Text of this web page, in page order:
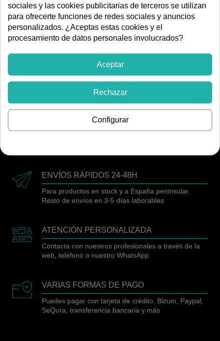
Rebajas de verano
Regulador tiras LED monocolor 12-
48Vcc PWM caja registro
101,64 €
-40%
59,99 €
Empotrable caja registro
ENVÍOS RÁPIDOS 24-48H
Para productos en stock y a España peninsular.
Resto de envíos en 3-5 días laborables
ATENCIÓN PERSONALIZADA
Contacta con nuestros profesionales a través de la
web, teléfono o nuestro WhatsApp
VARIAS FORMAS DE PAGO
Puedes pagar con tarjeta de crédito, Bizum, Paypal,
SeQura, transferencia bancaria y más
sociales y las cookies publicitarias de terceros se utilizan
para ofrecerte funciones de redes sociales y anuncios
personalizados. ¿Aceptas estas cookies y el
procesamiento de datos personales involucrados?
Aceptar
Rechazar
Configurar